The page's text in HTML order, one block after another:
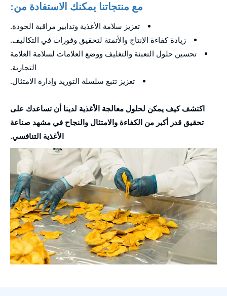
مع منتجاتنا يمكنك الاستفادة من:
تعزيز سلامة الأغذية وتدابير مراقبة الجودة.
زيادة كفاءة الإنتاج والأتمتة لتحقيق وفورات في التكاليف.
تحسين حلول التعبئة والتغليف ووضع العلامات لسلامة العلامة
التجارية.
تعزيز تتبع سلسلة التوريد وإدارة الامتثال.
اكتشف كيف يمكن لحلول معالجة الأغذية لدينا أن تساعدك على
تحقيق قدر أكبر من الكفاءة والامتثال والنجاح في مشهد صناعة
الأغذية التنافسي.